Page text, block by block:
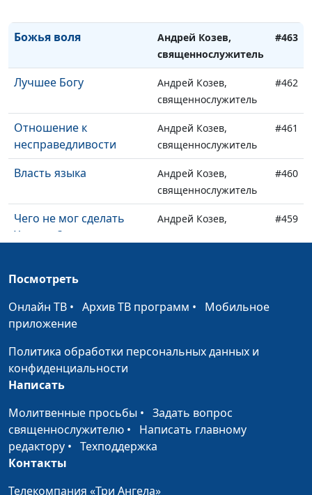
Божья воля
Андрей Козев,
священнослужитель
#463
Лучшее Богу
Андрей Козев,
священнослужитель
#462
Отношение к
несправедливости
Андрей Козев,
священнослужитель
#461
Власть языка
Андрей Козев,
священнослужитель
#460
Чего не мог сделать
Христос?
Андрей Козев,
#459
благословение
Сделай шаг
Андрей Козев,
Неограниченные
возможности Христа
Андрей Козев,
священнослужитель
Голос из ада
Явление Царя Эдуард Егизарян,
Посмотреть
Онлайн ТВ • Архив ТВ программ • Мобильное
приложение
Политика обработки персональных данных и
конфиденциальности
Написать
Молитвенные просьбы • Задать вопрос
священнослужителю • Написать главному
редактору • Техподдержка
Контакты
Телекомпания «Три Ангела»